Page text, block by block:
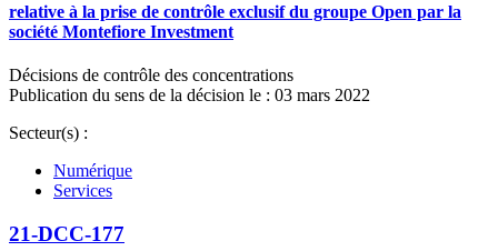
relative à la prise de contrôle exclusif du groupe Open par la
société Montefiore Investment
Décisions de contrôle des concentrations
Publication du sens de la décision le : 03 mars 2022
Secteur(s) :
Numérique
Services
21-DCC-177